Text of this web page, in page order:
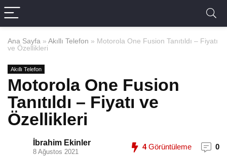
Ana Sayfa » Akıllı Telefon » Motorola One Fusion Tanıtıldı – Fiyatı
ve Özellikleri
Akıllı Telefon
Motorola One Fusion
Tanıtıldı – Fiyatı ve
Özellikleri
İbrahim Ekinler
8 Ağustos 2021
4Görüntüleme 0